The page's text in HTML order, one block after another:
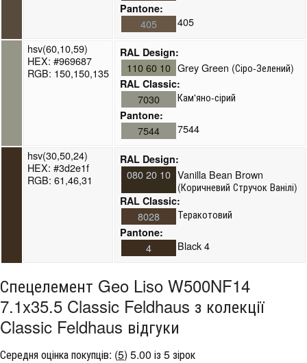
Pantone:
405
405
hsv(60,10,59)
HEX: #969687
RGB: 150,150,135
RAL Design:
110 60 10 Grey Green (Сіро-Зелений)
RAL Classic:
7030 Кам'яно-сірий
Pantone:
7544
7544
hsv(30,50,24)
HEX: #3d2e1f
RGB: 61,46,31
RAL Design:
080 20 10 Vanilla Bean Brown
(Коричневий Стручок Ванілі)
RAL Classic:
8028 Теракотовий
Pantone:
4 Black 4
Спецелемент Geo Liso W500NF14
7.1x35.5 Classic Feldhaus з колекції
Classic Feldhaus відгуки
Середня оцінка покупців: (5) 5.00 із 5 зірок